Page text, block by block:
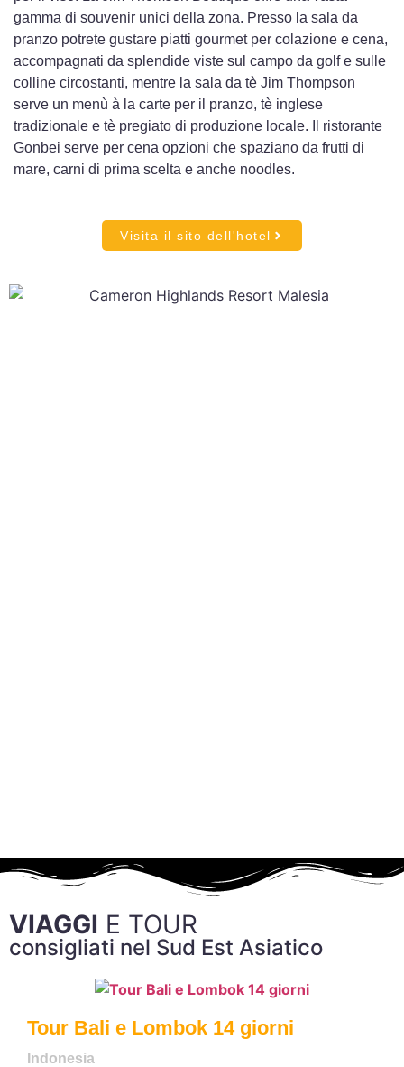
gamma di souvenir unici della zona. Presso la sala da
pranzo potrete gustare piatti gourmet per colazione e cena,
accompagnati da splendide viste sul campo da golf e sulle
colline circostanti, mentre la sala da tè Jim Thompson
serve un menù à la carte per il pranzo, tè inglese
tradizionale e tè pregiato di produzione locale. Il ristorante
Gonbei serve per cena opzioni che spaziano da frutti di
mare, carni di prima scelta e anche noodles.
Visita il sito dell'hotel
VIAGGI E TOUR
consigliati nel Sud Est Asiatico
Tour Bali e Lombok 14 giorni
Indonesia